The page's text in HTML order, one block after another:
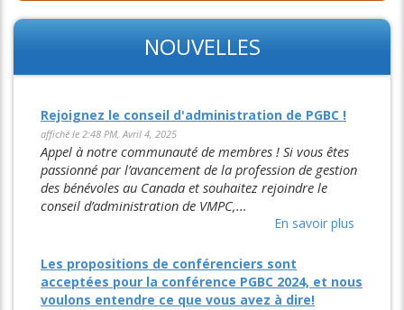
NOUVELLES
Rejoignez le conseil d'administration de PGBC !
affiché le 2:48 PM, Avril 4, 2025
Appel à notre communauté de membres ! Si vous êtes
passionné par l’avancement de la profession de gestion
des bénévoles au Canada et souhaitez rejoindre le
conseil d’administration de VMPC,...
En savoir plus
Les propositions de conférenciers sont
acceptées pour la conférence PGBC 2024, et nous
voulons entendre ce que vous avez à dire!